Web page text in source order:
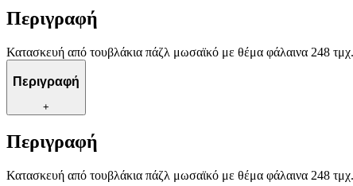
Περιγραφή
Κατασκευή από τουβλάκια πάζλ μωσαϊκό με θέμα φάλαινα 248
Περιγραφή
+
Περιγραφή
Κατασκευή από τουβλάκια πάζλ μωσαϊκό με θέμα φάλαινα 248